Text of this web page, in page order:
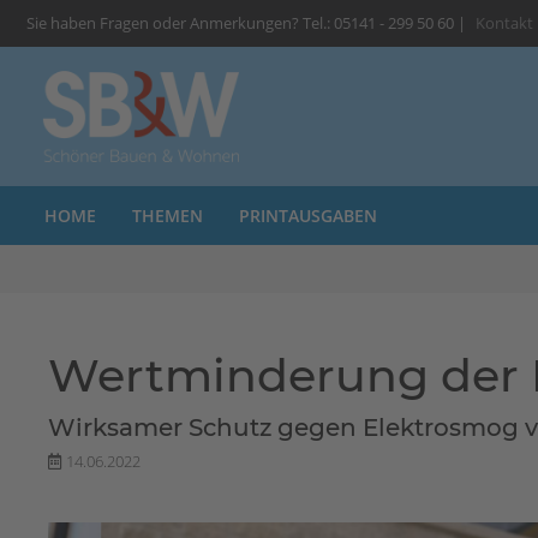
Sie haben Fragen oder Anmerkungen? Tel.: 05141 - 299 50 60 | Kontakt
HOME THEMEN PRINTAUSGABEN
Wertminderung der
Wirksamer Schutz gegen
14.06.2022